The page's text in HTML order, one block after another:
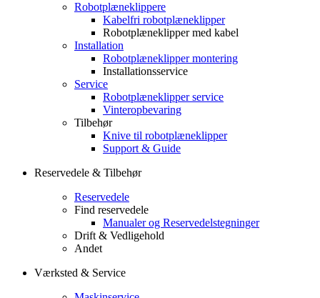
Robotplæneklippere
Kabelfri robotplæneklipper
Robotplæneklipper med kabel
Installation
Robotplæneklipper montering
Installationsservice
Service
Robotplæneklipper service
Vinteropbevaring
Tilbehør
Knive til robotplæneklipper
Support & Guide
Reservedele & Tilbehør
Reservedele
Find reservedele
Manualer og Reservedelstegninger
Drift & Vedligehold
Andet
Værksted & Service